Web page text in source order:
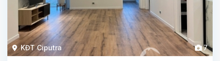
KĐT Ciputra 7